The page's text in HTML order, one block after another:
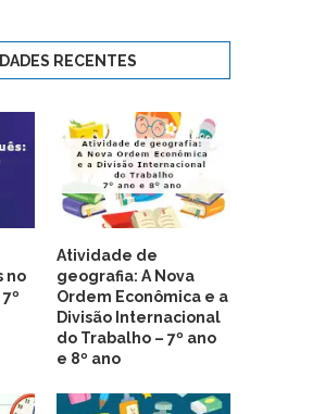
RECENTES
no
Atividade de
geografia: A Nova
Ordem Econômica e a
Divisão Internacional
do Trabalho – 7º ano
e 8º ano